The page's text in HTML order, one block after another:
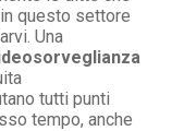
questo settore
Una
tutti punti
tempo, anche